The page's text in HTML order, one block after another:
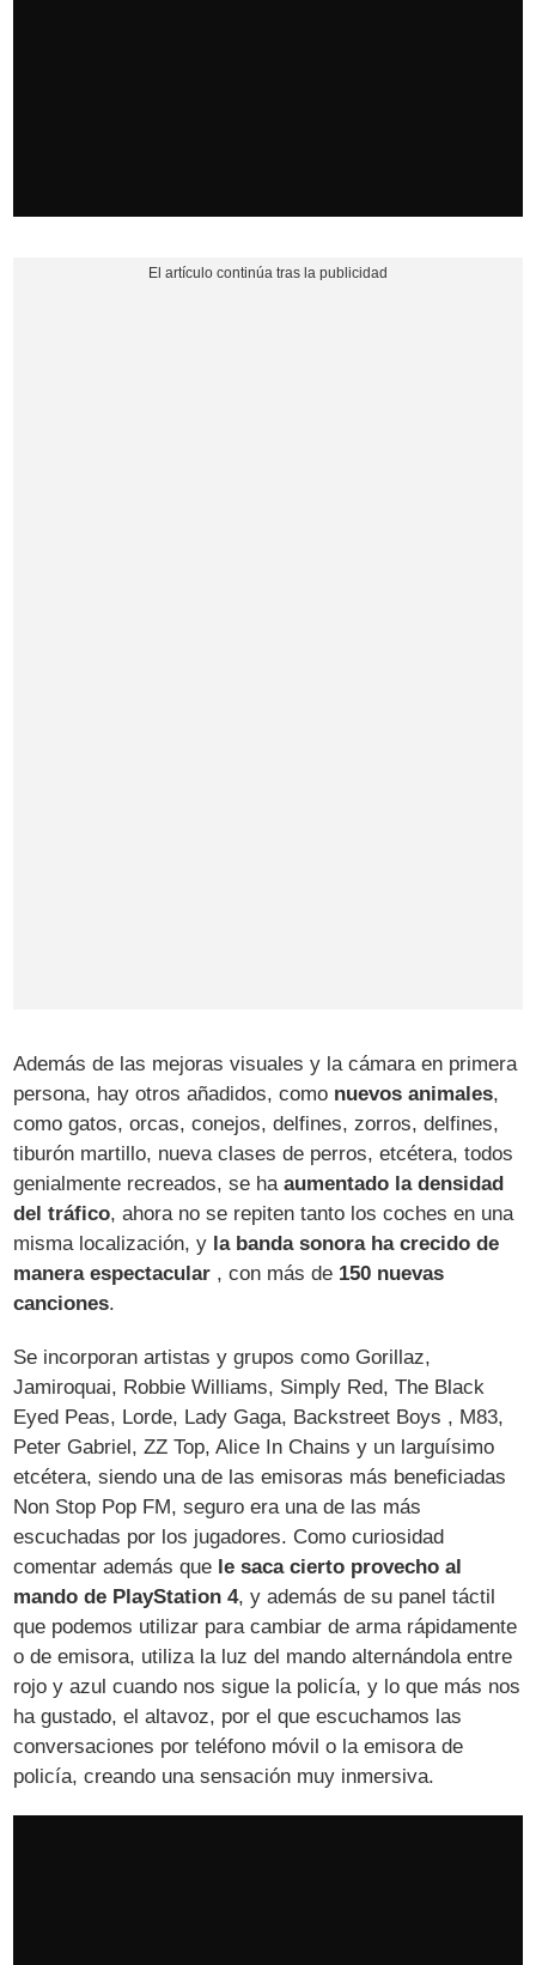
Además de las mejoras visuales y la cámara en primera
persona, hay otros añadidos, como nuevos animales,
como gatos, orcas, conejos, delfines, zorros, delfines,
tiburón martillo, nueva clases de perros, etcétera, todos
genialmente recreados, se haaumentado la densidad
del tráfico, ahora no se repiten tanto los coches en una
misma localización, y la banda sonora ha crecido de
manera espectacular , con más de 150 nuevas
canciones.
Se incorporan artistas y grupos como Gorillaz,
Jamiroquai, Robbie Williams, Simply Red, The Black
Eyed Peas, Lorde, Lady Gaga, Backstreet Boys , M83,
Peter Gabriel, ZZ Top, Alice In Chains y un larguísimo
etcétera, siendo una de las emisoras más beneficiadas
Non Stop Pop FM, seguro era una de las más
escuchadas por los jugadores. Como curiosidad
comentar además que le saca cierto provecho al
mando de PlayStation 4, y además de su panel táctil
que podemos utilizar para cambiar de arma rápidamente
o de emisora, utiliza la luz del mando alternándola entre
rojo y azul cuando nos sigue la policía, y lo que más nos
ha gustado, el altavoz, por el que escuchamos las
conversaciones por teléfono móvil o la emisora de
policía, creando una sensación muy inmersiva.